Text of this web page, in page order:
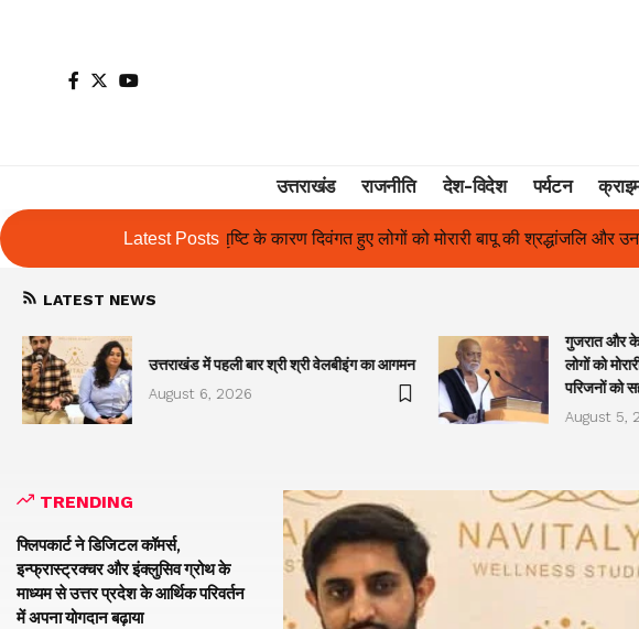
उत्तराखंड राजनीति देश-विदेश पर्यटन
Latest Posts
दिवंगत हुए लोगों को मोरारी बापू की श्रद्धांजलि और उनके परिजनों को सहायता ओलंपस हाई के
LATEST NEWS
उत्तराखंड में पहली बार श्री श्री वेलबीइंग का आगमन
August 6, 2026
गुजरात और
लोगों को
परिजनों को
August 5,
TRENDING
फ्लिपकार्ट ने डिजिटल कॉमर्स,
इन्फ्रास्ट्रक्चर और इंक्लुसिव ग्रोथ के
माध्यम से उत्तर प्रदेश के आर्थिक परिवर्तन
में अपना योगदान बढ़ाया